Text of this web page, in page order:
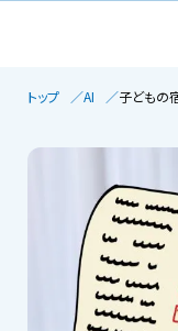
トップ AI 子どもの